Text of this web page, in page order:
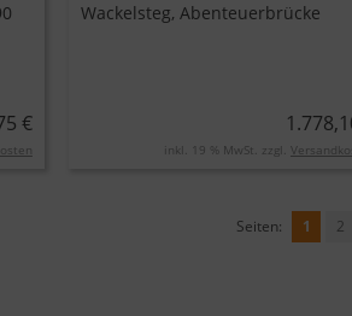
€
Wackelsteg, Abenteuerbrücke
inkl. 19 % MwSt. zzgl.
Seiten: 1 2